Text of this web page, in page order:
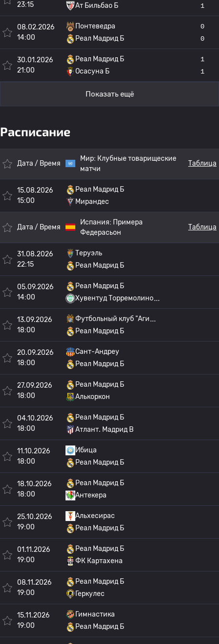
23:15
Ат Бильбао Б
1
08.02.2026
14:00
Понтеведра
Реал Мадрид Б
0
0
30.01.2026
21:00
Реал Мадрид Б
Осасуна Б
1
1
Показать ещё
Расписание
Дата / Время
Мир: Клубные товарищеские
матчи
Таблица
15.08.2026
15:00
Реал Мадрид Б
Мирандес
Дата / Время
Испания: Примера
Федерасьон
Таблица
31.08.2026
22:15
Теруэль
Реал Мадрид Б
05.09.2026
14:00
Реал Мадрид Б
Хувентуд Торремолино
13.09.2026
18:00
Футбольный клуб "Аги
Реал Мадрид Б
20.09.2026
18:00
Сант-Андреу
Реал Мадрид Б
27.09.2026
18:00
Реал Мадрид Б
Алькоркон
04.10.2026
18:00
Реал Мадрид Б
Атлант. Мадрид B
11.10.2026
18:00
Ибица
Реал Мадрид Б
18.10.2026
18:00
Реал Мадрид Б
Антекера
25.10.2026
19:00
Альхесирас
Реал Мадрид Б
01.11.2026
19:00
Реал Мадрид Б
ФК Картахена
08.11.2026
19:00
Реал Мадрид Б
Геркулес
15.11.2026
19:00
Гимнастика
Реал Мадрид Б